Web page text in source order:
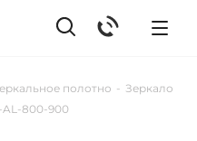
полотно - Зеркало
AL-800-900